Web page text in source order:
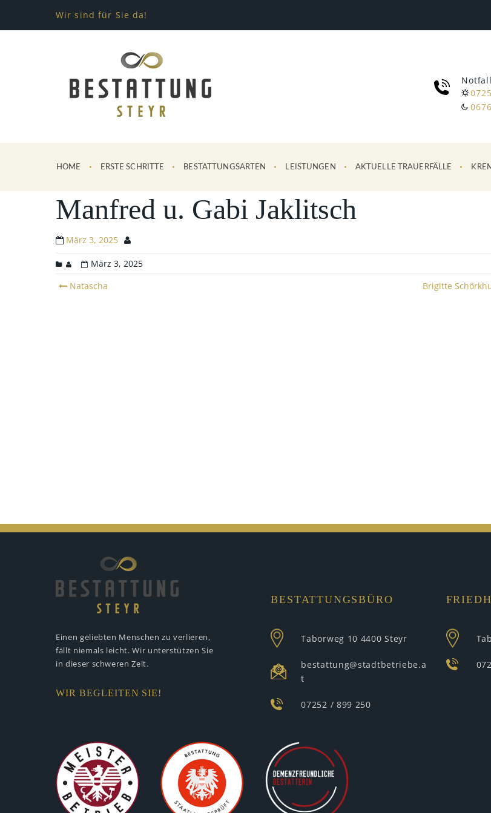
Wir sind für Sie da!
HOME ERSTE SCHRITTE BESTATTUNGSARTEN LEISTUNGEN AKTUELLE TRAUERFÄLLE
Manfred u. Gabi Jaklitsch
März 3, 2025
März 3, 2025
Post
Natascha Brigitte
Einen geliebten Menschen zu verlieren,
fällt niemals leicht. Wir unterstützen Sie
in dieser schweren Zeit.
WIR BEGLEITEN SIE!
BESTATTUNGSBÜRO
Taborweg 10 4400 Steyr
bestattung@stadtbetriebe.a
t
07252 / 899 250